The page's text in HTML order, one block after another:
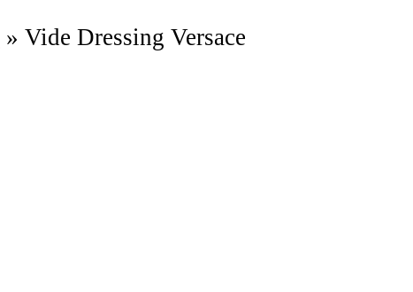
» Vide Dressing Versace